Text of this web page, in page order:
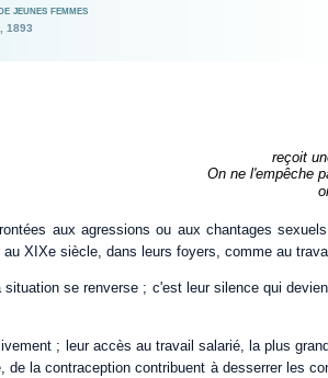
jeunes femmes
1893
reçoit
On ne l'empêche
aux agressions ou aux chantages
XIXe siècle, dans leurs foyers, comme au
se renverse ; c'est leur silence qui
; leur accès au travail salarié, la plus
de la contraception contribuent à desserrer les